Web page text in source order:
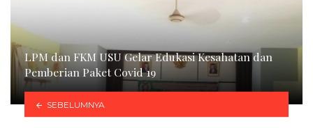
LPM dan FKM USU Gelar Edukasi Kesahatan dan
Pemberian Paket Covid 19
SEBELUMNYA